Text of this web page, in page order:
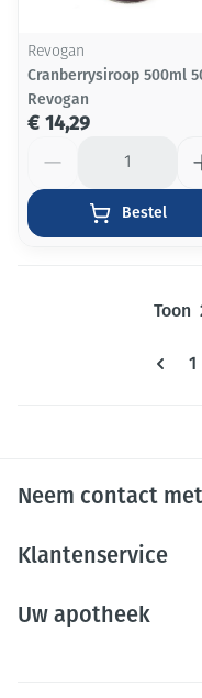
Revogan
Cranberrysiroop 500ml
Revogan
€ 14,29
Bestel
1
Toon
Neem contact
Klantenservice
Uw apotheek